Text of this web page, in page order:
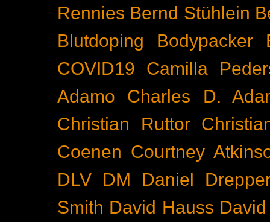
Rennies Bernd Stühlein
Blutdoping
Bodypacker
COVID19
Camilla
Adamo
Charles D.
Christian Ruttor
Coenen Courtney
DLV
DM
Daniel
Smith David Hauss